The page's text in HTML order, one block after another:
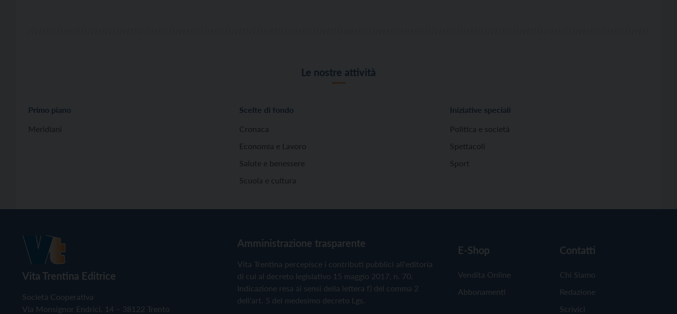
Le nostre attività
Primo piano
Meridiani
Scelte di fondo
Cronaca
Economia e Lavoro
Salute e benessere
Scuola e cultura
Iniziative speciali
Politica e società
Spettacoli
Sport
Vita Trentina Editrice
Società Cooperativa
Via Monsignor Endrici, 14 – 38122 Trento
Amministrazione trasparente
Vita Trentina percepisce i contributi pubblici all'editoria
di cui al decreto legislativo 15 maggio 2017, n. 70.
Indicazione resa ai sensi della lettera f) del comma 2
dell'art. 5 del medesimo decreto Lgs.
E-Shop
Vendita Online
Abbonamenti
Contatti
Chi Siamo
Redazione
Scrivici